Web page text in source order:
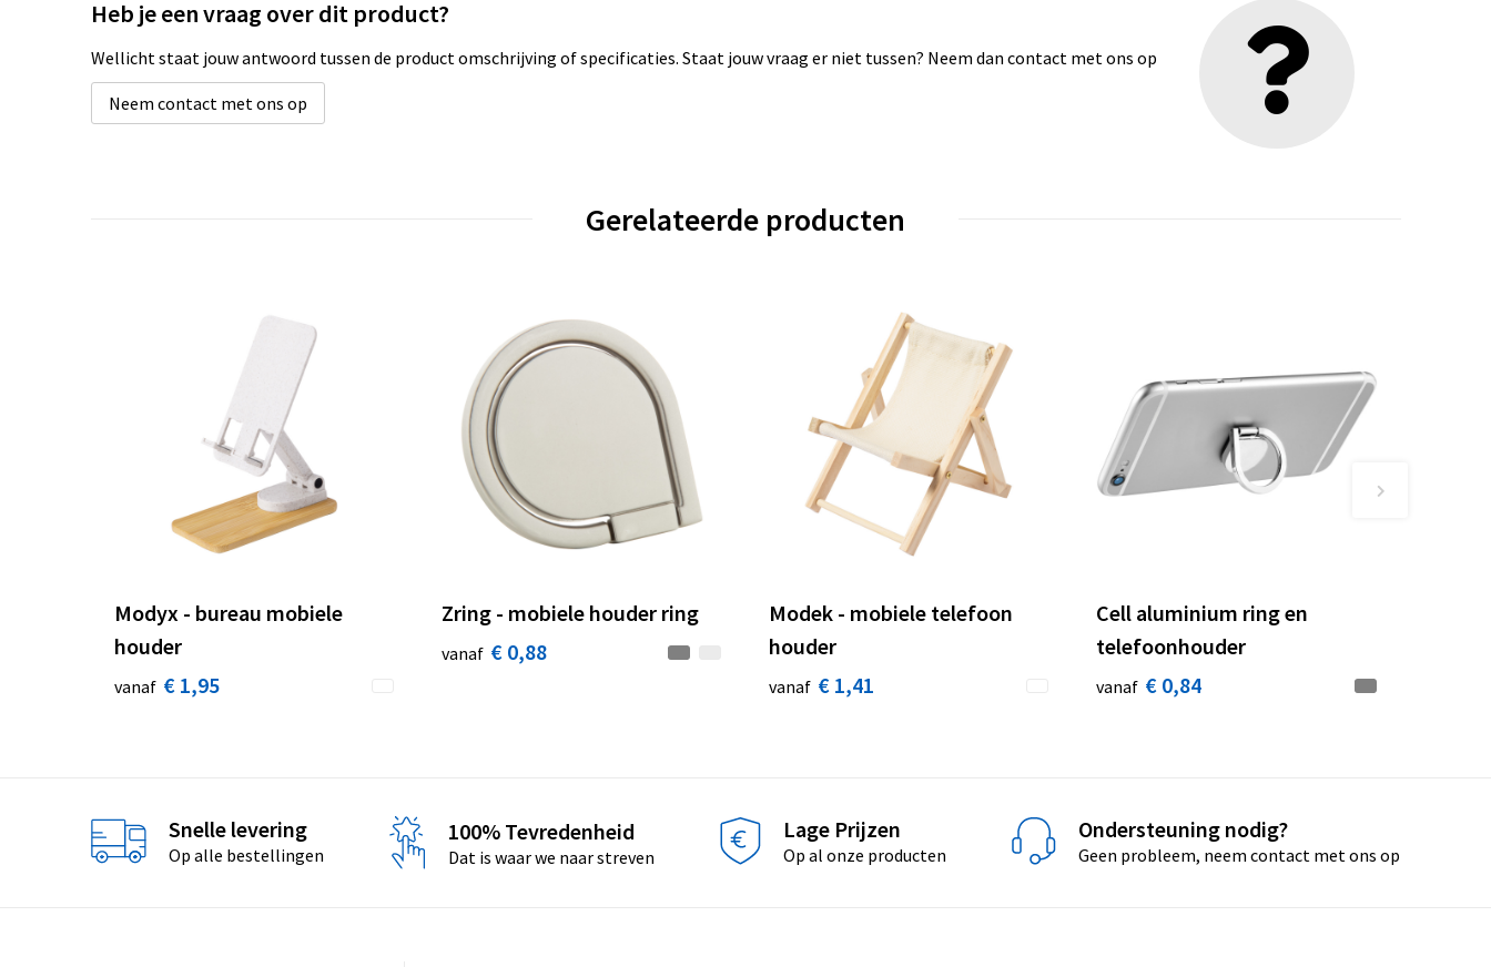
Heb je een vraag over dit product?
Wellicht staat jouw antwoord tussen de product omschrijving of specificaties. Staat jouw vraag er niet tussen? Neem dan contact met ons op
Neem contact met ons op
Gerelateerde producten
Modyx - bureau mobiele
houder
vanaf € 1,95
Zring - mobiele houder ring
vanaf € 0,88
Modek - mobiele telefoon
houder
vanaf € 1,41
Cell aluminium ring en
telefoonhouder
vanaf € 0,84
Snelle levering
Op alle bestellingen
100% Tevredenheid
Dat is waar we naar streven
Lage Prijzen
Op al onze producten
Ondersteuning nodig?
Geen probleem, neem contact met ons op